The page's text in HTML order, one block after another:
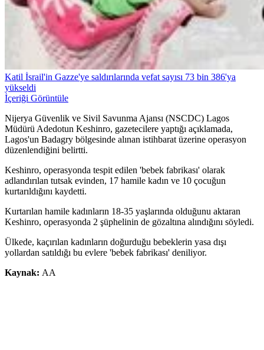
Katil İsrail'in Gazze'ye saldırılarında vefat sayısı 73 bin 386'ya
yükseldi
İçeriği Görüntüle
Nijerya Güvenlik ve Sivil Savunma Ajansı (NSCDC) Lagos
Müdürü Adedotun Keshinro, gazetecilere yaptığı açıklamada,
Lagos'un Badagry bölgesinde alınan istihbarat üzerine operasyon
düzenlendiğini belirtti.
Keshinro, operasyonda tespit edilen 'bebek fabrikası' olarak
adlandırılan tutsak evinden, 17 hamile kadın ve 10 çocuğun
kurtarıldığını kaydetti.
Kurtarılan hamile kadınların 18-35 yaşlarında olduğunu aktaran
Keshinro, operasyonda 2 şüphelinin de gözaltına alındığını söyledi.
Ülkede, kaçırılan kadınların doğurduğu bebeklerin yasa dışı
yollardan satıldığı bu evlere 'bebek fabrikası' deniliyor.
Kaynak: AA